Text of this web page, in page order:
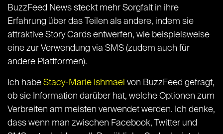
BuzzFeed News steckt mehr Sorgfalt in ihre
Erfahrung über das Teilen als andere, indem sie
attraktive Story Cards entwerfen, wie beispielsweise
eine zur Verwendung via SMS (zudem auch für
andere Plattformen).
Ich habe Stacy-Marie Ishmael von BuzzFeed gefragt,
ob sie Information darüber hat, welche Optionen zum
Verbreiten am meisten verwendet werden. Ich denke,
dass wenn man zwischen Facebook, Twitter und